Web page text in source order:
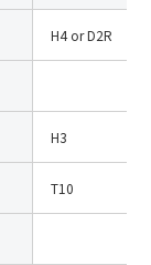
中文
H4 or D2R
H3
T10